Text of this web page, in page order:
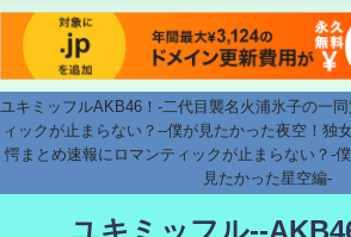
ユキミッフルAKB46！-二代目襲名火浦氷子の一
ィックが止まらない？--僕が見たかった夜空！独
愕まとめ速報にロマンティックが止まらない？-
見たかった星空編-
ユキミッフル--